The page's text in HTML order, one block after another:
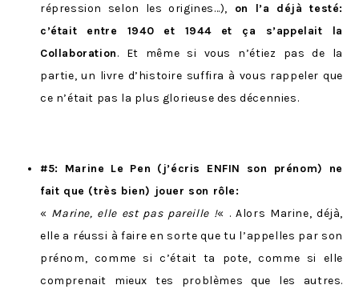
répression selon les origines…), on l’a déjà testé:
c’était entre 1940 et 1944 et ça s’appelait la
Collaboration. Et même si vous n’étiez pas de la
partie, un livre d’histoire suffira à vous rappeler que
ce n’était pas la plus glorieuse des décennies.
#5: Marine Le Pen (j’écris ENFIN son prénom) ne
fait que (très bien) jouer son rôle:
« Marine, elle est pas pareille !« . Alors Marine, déjà,
elle a réussi à faire en sorte que tu l’appelles par son
prénom, comme si c’était ta pote, comme si elle
comprenait mieux tes problèmes que les autres.